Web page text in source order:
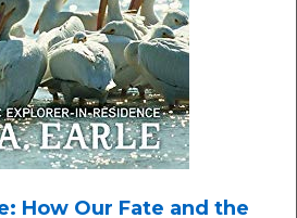
How Our Fate and the